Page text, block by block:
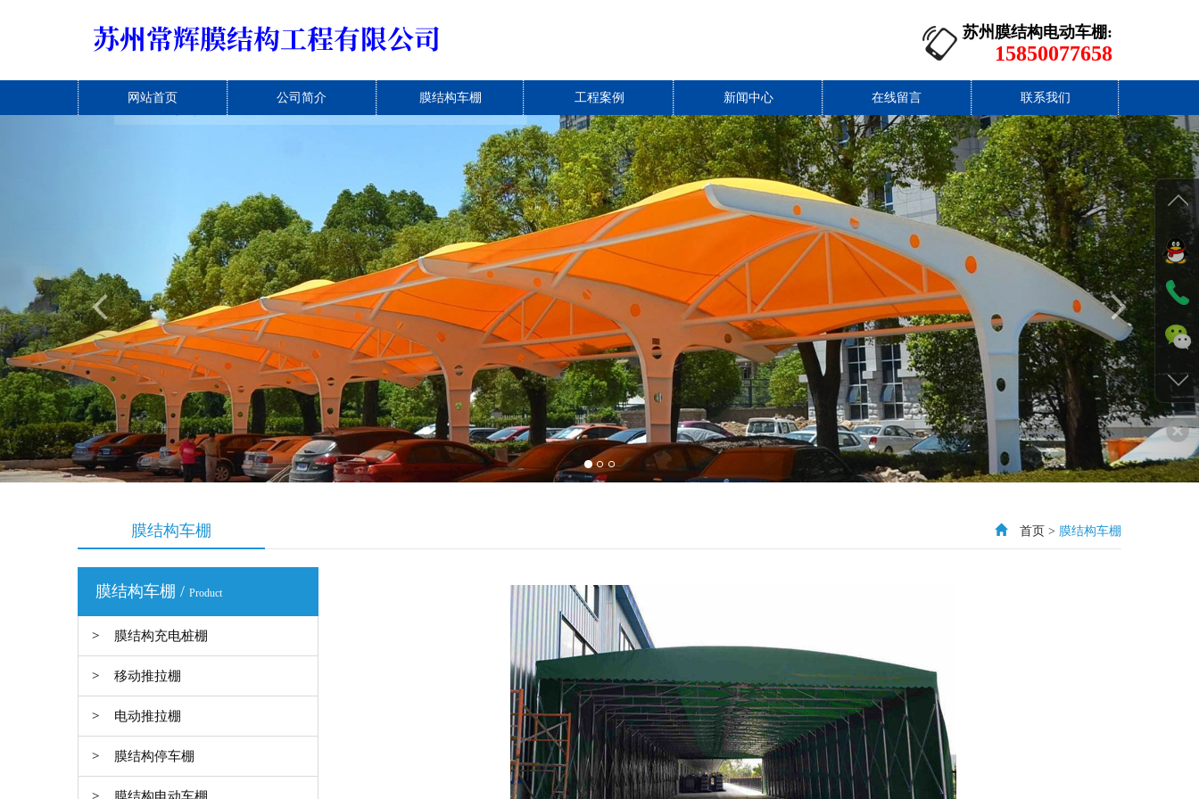
苏州膜结构电动车棚:
15850077658
网站首页 公司简介 膜结构车棚
膜结构充电桩棚
移动推拉棚
电动推拉棚
膜结构停车棚
膜结构电动车棚
伸缩推拉雨棚
工程案例 新闻中心 在线留言 联系我们
膜结构车棚 首页 > 膜结构车棚
膜结构充电桩棚
移动推拉棚
电动推拉棚
膜结构停车棚
膜结构电动车棚
伸缩推拉雨棚
膜结构车棚 / Product
> 膜结构充电桩棚
> 移动推拉棚
> 电动推拉棚
> 膜结构停车棚